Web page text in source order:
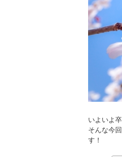
いよいよ
そんな今
す！